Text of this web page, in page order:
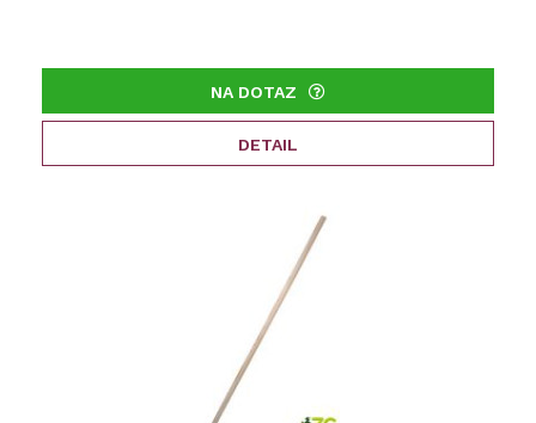
NA DOTAZ
DETAIL